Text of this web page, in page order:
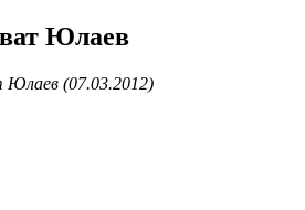
Юлаев
Юлаев (07.03.2012)